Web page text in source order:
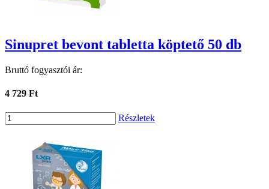
Sinupret bevont tabletta köptető 50 db
Bruttó fogyasztói ár:
4 729 Ft
Részletek